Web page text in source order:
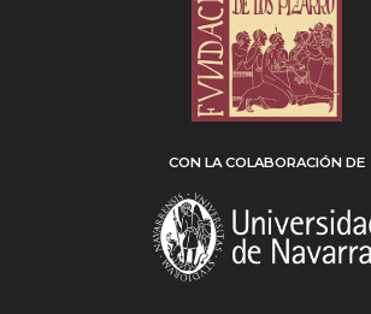
CON LA COLABORACIÓN DE